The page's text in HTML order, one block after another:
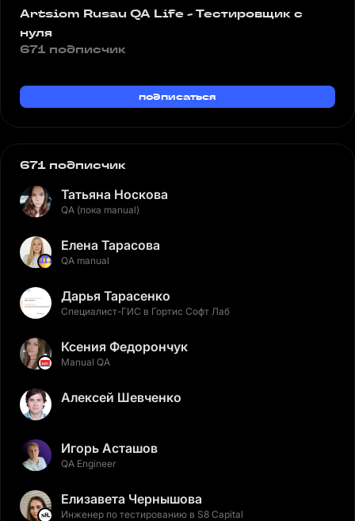
Artsiom Rusau QA Life - Тестировщик с
нуля
671 подписчик
подписаться
671 подписчик
Татьяна Носкова
QA (пока manual)
Елена Тарасова
QA manual
Дарья Тарасенко
Специалист-ГИС в Гортис Софт Лаб
Ксения Федорончук
Manual QA
Алексей Шевченко
Игорь Асташов
QA Engineer
Елизавета Чернышова
Инженер по тестированию в S8 Capital